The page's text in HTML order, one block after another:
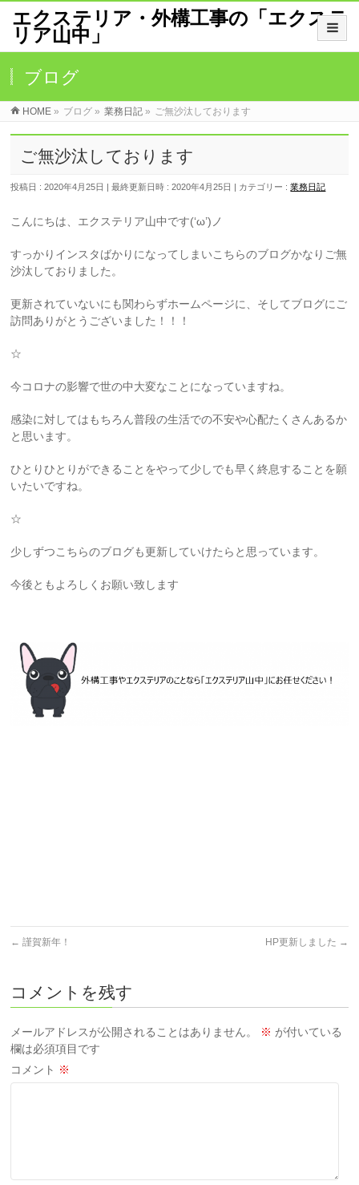
エクステリア・外構工事の「エクステ
リア山中」
ブログ
HOME » ブログ » 業務日記 » ご無沙汰しております
ご無沙汰しております
投稿日 : 2020年4月25日 最終更新日時 : 2020年4月25日 カテゴリー :業務日記
こんにちは、エクステリア山中です(‘ω’)ノ
すっかりインスタばかりになってしまいこちらのブログかなりご無
沙汰しておりました。
更新されていないにも関わらずホームページに、そしてブログにご
訪問ありがとうございました！！！
☆
今コロナの影響で世の中大変なことになっていますね。
感染に対してはもちろん普段の生活での不安や心配たくさんあるか
と思います。
ひとりひとりができることをやって少しでも早く終息することを願
いたいですね。
☆
少しずつこちらのブログも更新していけたらと思っています。
今後ともよろしくお願い致します
← 謹賀新年！ HP更新しました →
コメントを残す
メールアドレスが公開されることはありません。 ※ が付いている
欄は必須項目です
コメント ※